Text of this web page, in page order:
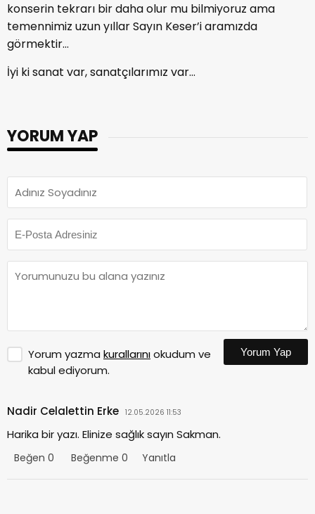
konserin tekrarı bir daha olur mu bilmiyoruz ama
temennimiz uzun yıllar Sayın Keser’i aramızda
görmektir…
İyi ki sanat var, sanatçılarımız var…
YORUM YAP
Yorum yazma kurallarınıokudum ve
kabul ediyorum.
Yorum Yap
Nadir Celalettin Erke 12.05.2026 11:53
Harika bir yazı. Elinize sağlık sayın Sakman.
Beğen 0 Beğenme 0 Yanıtla